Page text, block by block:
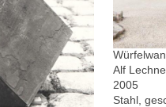
Alf
2005
Stahl,